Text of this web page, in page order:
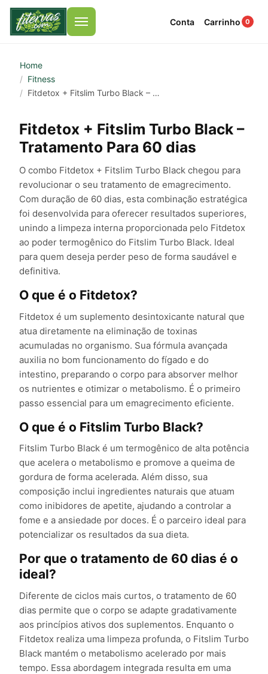
Menu Conta Carrinho 0
Home
Fitness
Fitdetox + Fitslim Turbo Black – Tratamento Para 60 dias
Fitdetox + Fitslim Turbo Black –
Tratamento Para 60 dias
O combo Fitdetox + Fitslim Turbo Black chegou para
revolucionar o seu tratamento de emagrecimento.
Com duração de 60 dias, esta combinação estratégica
foi desenvolvida para oferecer resultados superiores,
unindo a limpeza interna proporcionada pelo Fitdetox
ao poder termogênico do Fitslim Turbo Black. Ideal
para quem deseja perder peso de forma saudável e
definitiva.
O que é o Fitdetox?
Fitdetox é um suplemento desintoxicante natural que
atua diretamente na eliminação de toxinas
acumuladas no organismo. Sua fórmula avançada
auxilia no bom funcionamento do fígado e do
intestino, preparando o corpo para absorver melhor
os nutrientes e otimizar o metabolismo. É o primeiro
passo essencial para um emagrecimento eficiente.
O que é o Fitslim Turbo Black?
Fitslim Turbo Black é um termogênico de alta potência
que acelera o metabolismo e promove a queima de
gordura de forma acelerada. Além disso, sua
composição inclui ingredientes naturais que atuam
como inibidores de apetite, ajudando a controlar a
fome e a ansiedade por doces. É o parceiro ideal para
potencializar os resultados da sua dieta.
Por que o tratamento de 60 dias é o
ideal?
Diferente de ciclos mais curtos, o tratamento de 60
dias permite que o corpo se adapte gradativamente
aos princípios ativos dos suplementos. Enquanto o
Fitdetox realiza uma limpeza profunda, o Fitslim Turbo
Black mantém o metabolismo acelerado por mais
tempo. Essa abordagem integrada resulta em uma